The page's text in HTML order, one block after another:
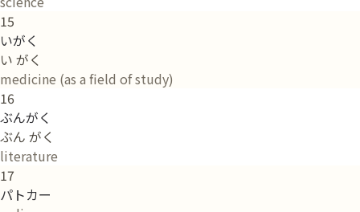
15
いがく
い がく
medicine (as a field of study)
16
ぶんがく
ぶん がく
literature
17
パトカー